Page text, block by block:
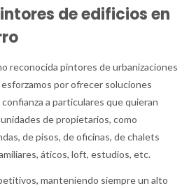
de edificios en
reconocida pintores de urbanizaciones
por ofrecer soluciones
a particulares que quieran
de propietarios, como
de pisos, de oficinas, de chalets
áticos, loft, estudios, etc.
manteniendo siempre un alto